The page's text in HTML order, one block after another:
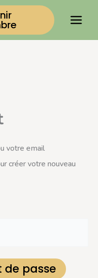
votre email
créer votre nouveau